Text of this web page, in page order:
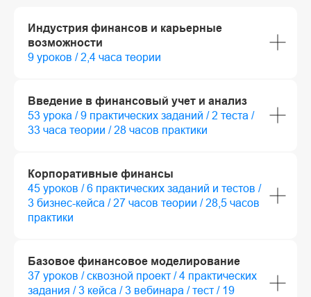
Индустрия финансов и карьерные
возможности
9 уроков / 2,4 часа теории
Введение в финансовый учет и анализ
53 урока / 9 практических заданий / 2 теста /
33 часа теории / 28 часов практики
Корпоративные финансы
45 уроков / 6 практических заданий и тестов /
3 бизнес-кейса / 27 часов теории / 28,5 часов
практики
Базовое финансовое моделирование
37 уроков / сквозной проект / 4 практических
задания / 3 кейса / 3 вебинара / тест / 19